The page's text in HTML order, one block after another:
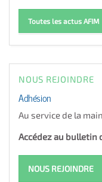
Toutes les actus AFIM
NOUS REJOINDRE
Adhésion
Au service de la
Accédez au bulletin
NOUS REJOINDRE